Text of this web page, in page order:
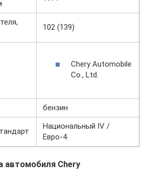
102 (139)
Chery Automobile
Co., Ltd.
бензин
Национальный IV /
Евро-4
автомобиля Chery